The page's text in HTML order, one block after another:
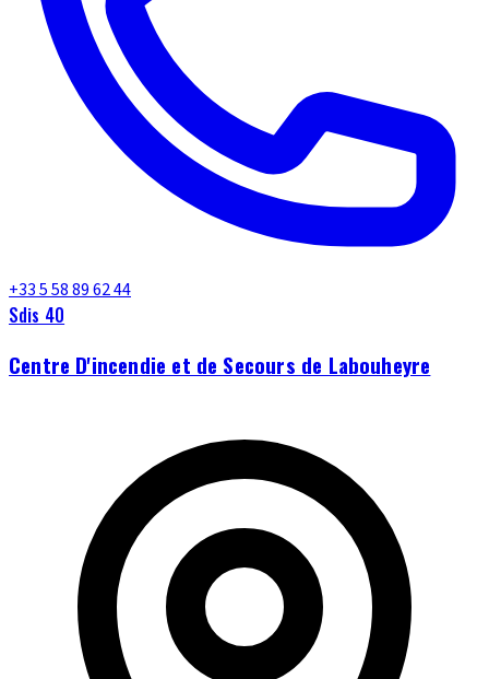
+33 5 58 89 62 44
Sdis 40
Centre D'incendie et de Secours de Labouheyre